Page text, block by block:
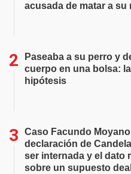
acusada de matar a su
Paseaba a su perro y
cuerpo en una bolsa:
hipótesis
Caso Facundo
declaración de
ser internada y el dato
sobre un supuesto